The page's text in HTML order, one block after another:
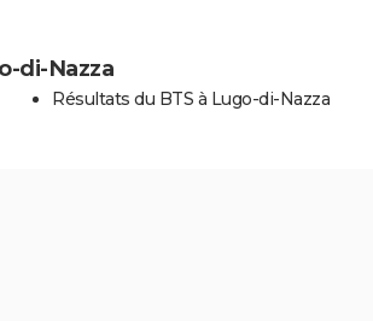
di-Nazza
Résultats du BTS à Lugo-di-Nazza